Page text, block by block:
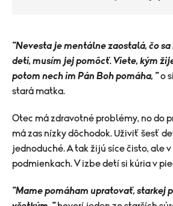
"Nevesta je mentálne zaostalá, čo
deti, musím jej pomôcť. Viete, kým
potom nech im Pán Boh pomáha, "o
stará matka.
Otec má zdravotné problémy, no do
má zas nízky dôchodok. Uživiť šesť
jednoduché. A tak žijú síce čisto, ale
podmienkach. V izbe detí si kúria v
"Mame pomáham upratovať, starkej